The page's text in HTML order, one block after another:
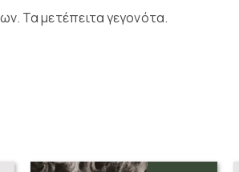
Τα μετέπειτα γεγονότα.